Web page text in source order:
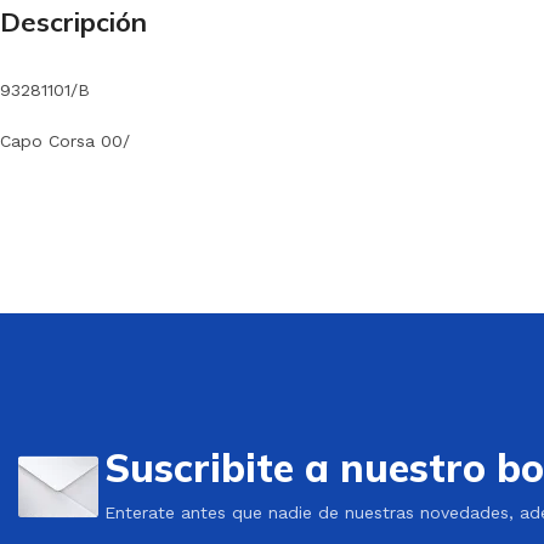
Descripción
93281101/B
Capo Corsa 00/
Suscribite a nuestro
Enterate antes que nadie de nuestras novedades,